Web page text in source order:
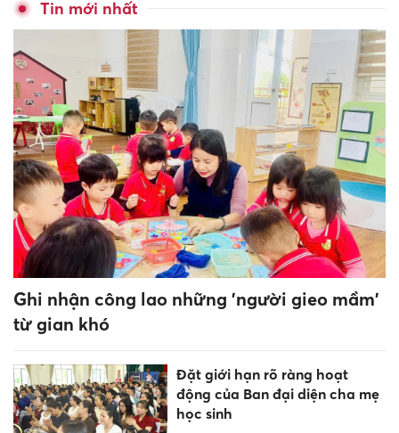
Thái Nguyên hướng tới giảm
đầu mối, tăng quản trị trường
học
Đặt giới hạn rõ ràng hoạt
động của Ban đại diện cha mẹ
học sinh
bước đến trường cho học sinh
khó khăn ở An Giang